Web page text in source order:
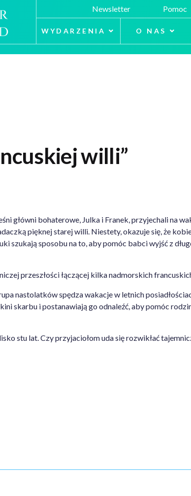
Newsletter Pomoc
WYDARZENIA O NAS
willi”
główni bohaterowe, Julka i Franek, przyjechali na
pięknej starej willi. Niestety, okazuje się, że
szukają sposobu na to, aby pomóc babci wyjść z
przeszłości łączącej kilka nadmorskich
nastolatków spędza wakacje w letnich
skarbu i postanawiają go odnaleźć, aby pomóc
stu lat. Czy przyjaciołom uda się rozwikłać